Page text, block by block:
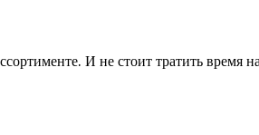
И не стоит тратить время